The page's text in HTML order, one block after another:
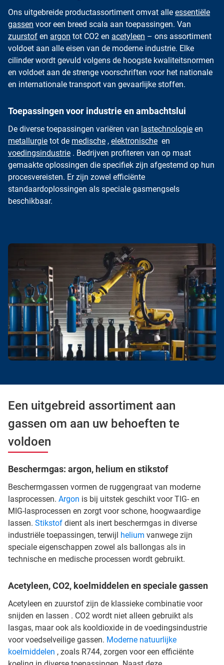
Ons uitgebreide productassortiment omvat alle essentiële
gassen voor een breed scala aan toepassingen. Van
zuurstof en argon tot CO2 en acetyleen – ons assortiment
voldoet aan alle eisen van de moderne industrie. Elke
cilinder wordt gevuld volgens de hoogste kwaliteitsnormen
en voldoet aan de strenge voorschriften voor het nationale
en internationale transport van gevaarlijke stoffen.
Toepassingen voor industrie en ambachtslui
De diverse toepassingen variëren van lastechnologie en
metallurgie tot de medische , elektronische en
voedingsindustrie . Bedrijven profiteren van op maat
gemaakte oplossingen die specifiek zijn afgestemd op hun
procesvereisten. Er zijn zowel efficiënte
standaardoplossingen als speciale gasmengsels
beschikbaar.
Een uitgebreid assortiment aan
gassen om aan uw behoeften te
voldoen
Beschermgas: argon, helium en stikstof
Beschermgassen vormen de ruggengraat van moderne
lasprocessen. Argon is bij uitstek geschikt voor TIG- en
MIG-lasprocessen en zorgt voor schone, hoogwaardige
lassen. Stikstof dient als inert beschermgas in diverse
industriële toepassingen, terwijl helium vanwege zijn
speciale eigenschappen zowel als ballongas als in
technische en medische processen wordt gebruikt.
Acetyleen, CO2, koelmiddelen en speciale gassen
Acetyleen en zuurstof zijn de klassieke combinatie voor
snijden en lassen . CO2 wordt niet alleen gebruikt als
lasgas, maar ook als kooldioxide in de voedingsindustrie
voor voedselveilige gassen. Moderne natuurlijke
koelmiddelen , zoals R744, zorgen voor een efficiënte